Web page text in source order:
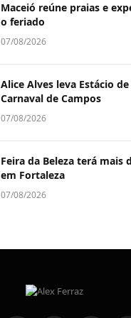
Maceió reúne praias e
o feriado
07/08/2026
Alice Alves leva Estácio
Carnaval de Campos
07/08/2026
Feira da Beleza terá mais
em Fortaleza
07/08/2026